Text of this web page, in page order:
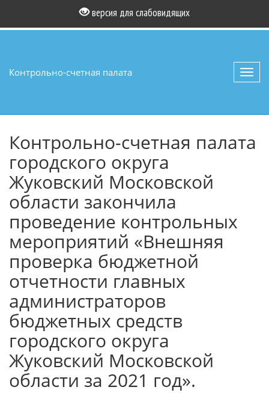
версия для слабовидящих
Контрольно-счетная палата
Контрольно-счетная палата
городского округа
Жуковский Московской
области закончила
проведение контрольных
мероприятий «Внешняя
проверка бюджетной
отчетности главных
администраторов
бюджетных средств
городского округа
Жуковский Московской
области за 2021 год».